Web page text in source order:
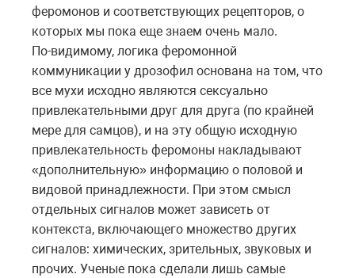
феромонов и соответствующих рецепторов, о
которых мы пока еще знаем очень мало.
По-видимому, логика феромонной
коммуникации у дрозофил основана на том, что
все мухи исходно являются сексуально
привлекательными друг для друга (по крайней
мере для самцов), и на эту общую исходную
привлекательность феромоны накладывают
«дополнительную» информацию о половой и
видовой принадлежности. При этом смысл
отдельных сигналов может зависеть от
контекста, включающего множество других
сигналов: химических, зрительных, звуковых и
прочих. Ученые пока сделали лишь самые